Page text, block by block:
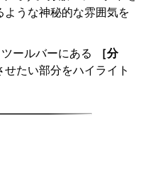
うな神秘的な雰囲気を
ールバーにある
［分
たい部分をハイライト